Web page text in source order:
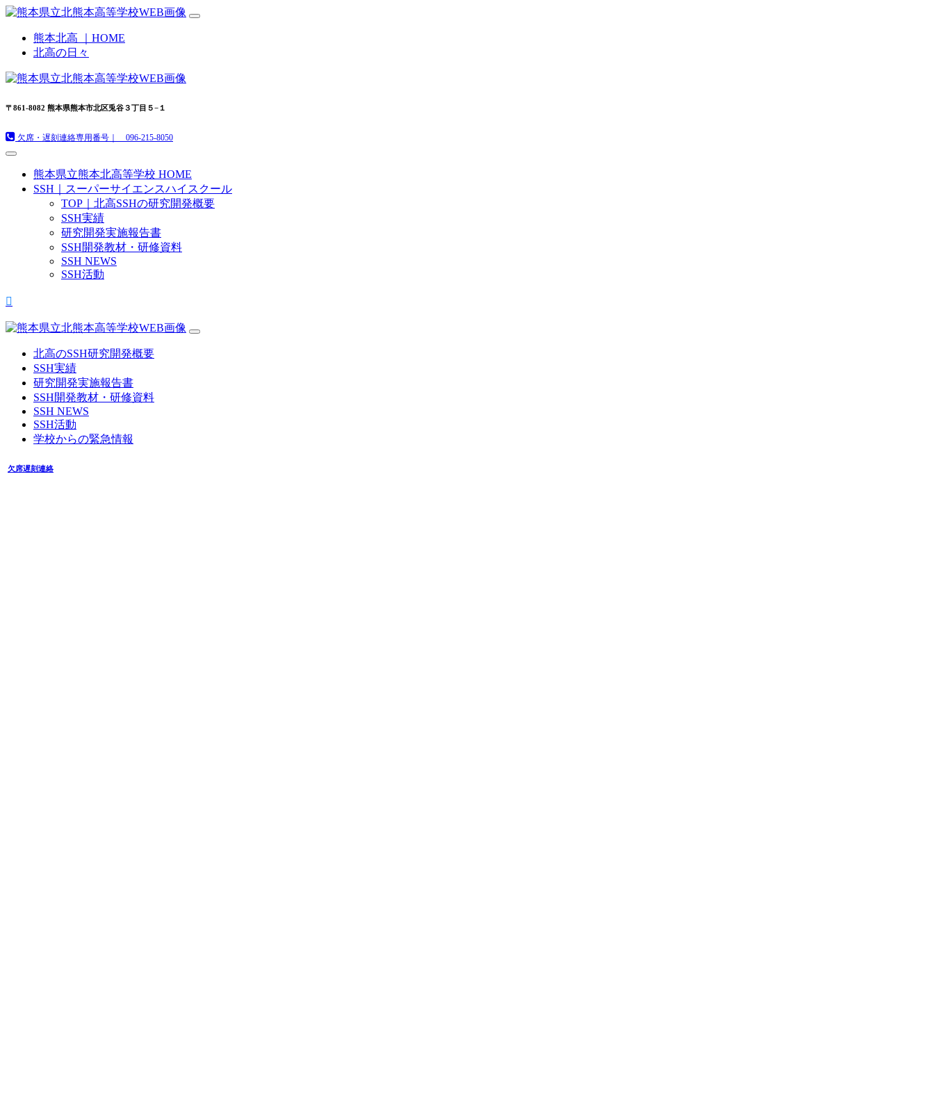
熊本北高 ｜HOME
北高の日々
〒861-8082 熊本県熊本市北区兎谷３丁目５−１
欠席・遅刻連絡専用番号｜ 096-215-8050
熊本県立熊本北高等学校 HOME
SSH｜スーパーサイエンスハイスクール
TOP｜北高SSHの研究開発概要
SSH実績
研究開発実施報告書
SSH開発教材・研修資料
SSH NEWS
SSH活動
北高のSSH研究開発概要
SSH実績
研究開発実施報告書
SSH開発教材・研修資料
SSH NEWS
SSH活動
学校からの緊急情報
欠席遅刻連絡